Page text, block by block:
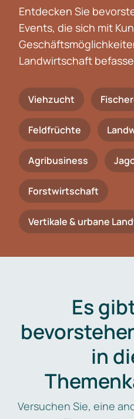
Entdecken Sie
Events, die sich mit
Landwirtschaft
Viehzucht
Feldfrüchte
Agribusiness
Forstwirtschaft
Vertikale & urbane
Es
in
Versuchen Sie, eine